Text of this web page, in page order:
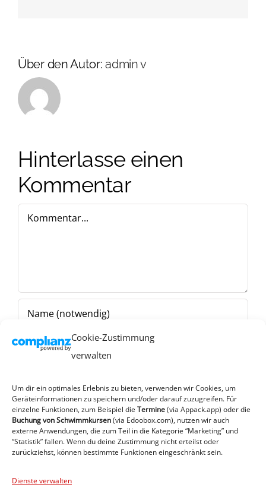
Cookie-Zustimmung
verwalten
Um dir ein optimales Erlebnis zu bieten, verwenden wir Cookies, um
Geräteinformationen zu speichern und/oder darauf zuzugreifen. Für
einzelne Funktionen, zum Beispiel die Termine(via Appack.app) oder die
Buchung von Schwimmkursen(via Edoobox.com), nutzen wir auch
externe Anwendungen, die zum Teil in die Kategorie “Marketing” und
“Statistik” fallen. Wenn du deine Zustimmung nicht erteilst oder
zurückziehst, können bestimmte Funktionen eingeschränkt sein.
Dienste verwalten
Über den Autor:admin v
Hinterlasse einen
Kommentar
Kommentar